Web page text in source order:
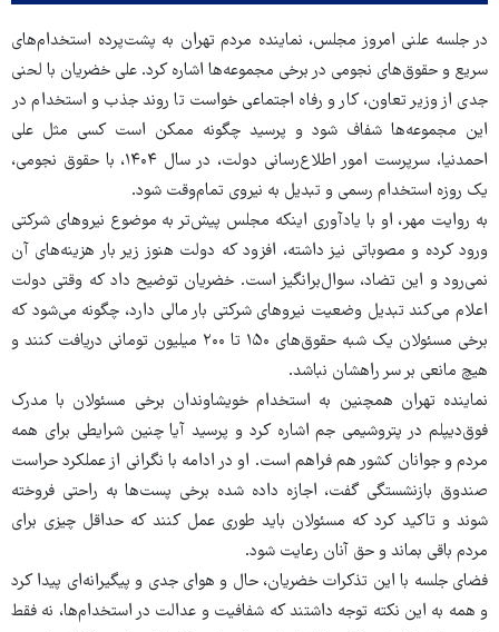
در جلسه علنی امروز مجلس، نماینده مردم تهران به پشت‌پرده استخدام‌های
سریع و حقوق‌های نجومی در برخی مجموعه‌ها اشاره کرد. علی خضریان با لحنی
جدی از وزیر تعاون، کار و رفاه اجتماعی خواست تا روند جذب و استخدام در
این مجموعه‌ها شفاف شود و پرسید چگونه ممکن است کسی مثل علی
احمدنیا، سرپرست امور اطلاع‌رسانی دولت، در سال ۱۴۰۴، با حقوق نجومی،
یک روزه استخدام رسمی و تبدیل به نیروی تمام‌وقت شود.
به روایت مهر، او با یادآوری اینکه مجلس پیش‌تر به موضوع نیروهای شرکتی
ورود کرده و مصوباتی نیز داشته، افزود که دولت هنوز زیر بار هزینه‌های آن
نمی‌رود و این تضاد، سوال‌برانگیز است. خضریان توضیح داد که وقتی دولت
اعلام می‌کند تبدیل وضعیت نیروهای شرکتی بار مالی دارد، چگونه می‌شود که
برخی مسئولان یک شبه حقوق‌های ۱۵۰ تا ۲۰۰ میلیون تومانی دریافت کنند و
هیچ مانعی بر سر راهشان نباشد.
نماینده تهران همچنین به استخدام خویشاوندان برخی مسئولان با مدرک
فوق‌دیپلم در پتروشیمی جم اشاره کرد و پرسید آیا چنین شرایطی برای همه
مردم و جوانان کشور هم فراهم است. او در ادامه با نگرانی از عملکرد حراست
صندوق بازنشستگی گفت، اجازه داده شده برخی پست‌ها به راحتی فروخته
شوند و تاکید کرد که مسئولان باید طوری عمل کنند که حداقل چیزی برای
مردم باقی بماند و حق آنان رعایت شود.
فضای جلسه با این تذکرات خضریان، حال و هوای جدی و پیگیرانه‌ای پیدا کرد
و همه به این نکته توجه داشتند که شفافیت و عدالت در استخدام‌ها، نه فقط